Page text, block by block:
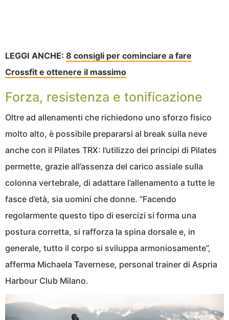
LEGGI ANCHE: 8 consigli per cominciare a fare
Crossfit e ottenere il massimo
Forza, resistenza e tonificazione
Oltre ad allenamenti che richiedono uno sforzo fisico
molto alto, è possibile prepararsi al break sulla neve
anche con il Pilates TRX: l’utilizzo dei principi di Pilates
permette, grazie all’assenza del carico assiale sulla
colonna vertebrale, di adattare l’allenamento a tutte le
fasce d’età, sia uomini che donne. “Facendo
regolarmente questo tipo di esercizi si forma una
postura corretta, si rafforza la spina dorsale e, in
generale, tutto il corpo si sviluppa armoniosamente”,
afferma Michaela Tavernese, personal trainer di Aspria
Harbour Club Milano.